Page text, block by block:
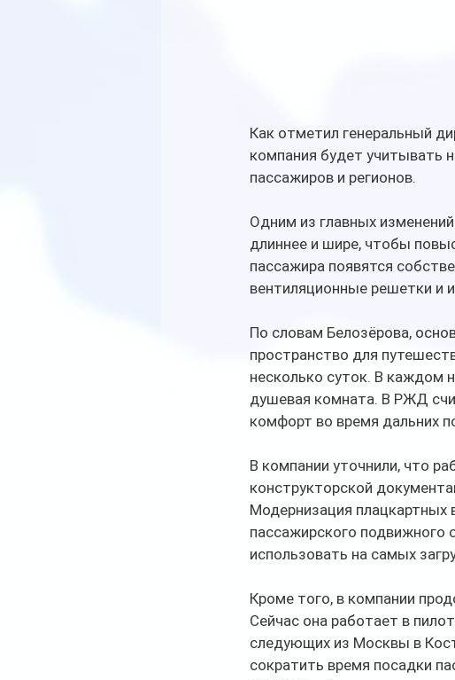
Как отметил генеральный
компания будет учитывать
пассажиров и регионов.
Одним из главных
длиннее и шире, чтобы
пассажира появятся
вентиляционные решетки и
По словам Белозёрова,
пространство для
несколько суток. В каждом
душевая комната. В РЖД
комфорт во время дальних
В компании уточнили, что
конструкторской
Модернизация
пассажирского
использовать на самых
Кроме того, в компании
Сейчас она работает в
следующих из Москвы в
сократить время посадки